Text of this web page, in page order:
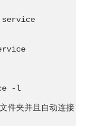
-l
件夹并且自动连接